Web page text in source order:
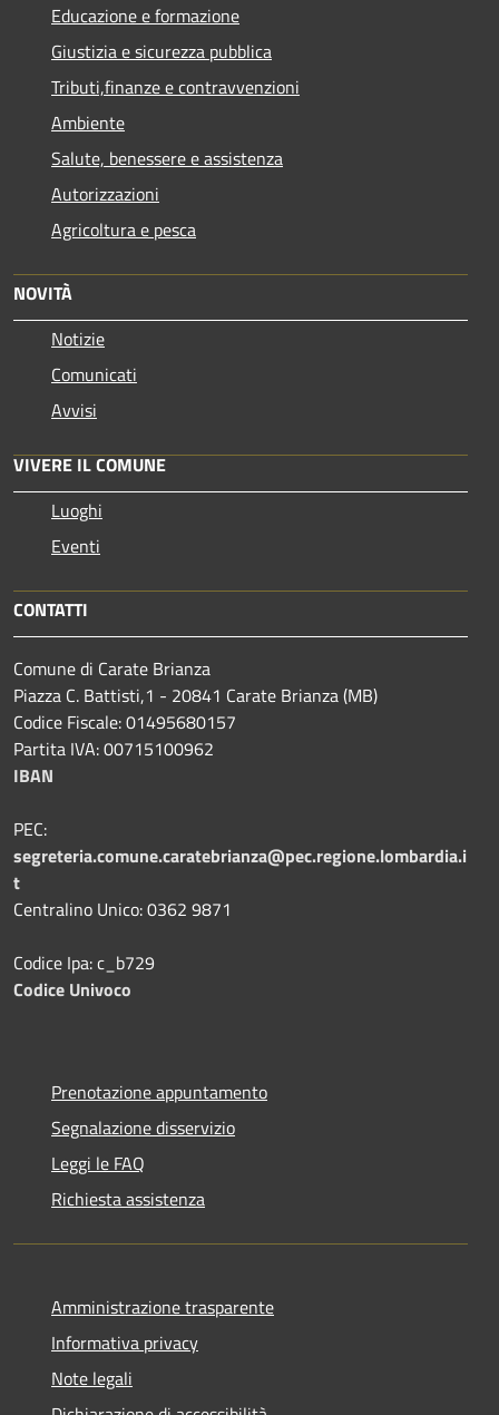
Educazione e formazione
Giustizia e sicurezza pubblica
Tributi,finanze e contravvenzioni
Ambiente
Salute, benessere e assistenza
Autorizzazioni
Agricoltura e pesca
NOVITÀ
Notizie
Comunicati
Avvisi
VIVERE IL COMUNE
Luoghi
Eventi
CONTATTI
Comune di Carate Brianza
Piazza C. Battisti,1 - 20841 Carate Brianza (MB)
Codice Fiscale: 01495680157
Partita IVA: 00715100962
IBAN
PEC:
segreteria.comune.caratebrianza@pec.regione.lombardia.i
t
Centralino Unico: 0362 9871
Codice Ipa: c_b729
Codice Univoco
Prenotazione appuntamento
Segnalazione disservizio
Leggi le FAQ
Richiesta assistenza
Amministrazione trasparente
Informativa privacy
Note legali